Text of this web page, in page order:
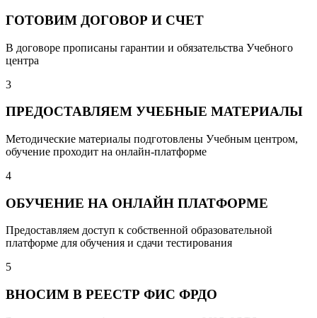
ГОТОВИМ ДОГОВОР И СЧЕТ
В договоре прописаны гарантии и обязательства Учебного
центра
3
ПРЕДОСТАВЛЯЕМ УЧЕБНЫЕ МАТЕРИАЛЫ
Методические материалы подготовлены Учебным центром,
обучение проходит на онлайн-платформе
4
ОБУЧЕНИЕ НА ОНЛАЙН ПЛАТФОРМЕ
Предоставляем доступ к собственной образовательной
платформе для обучения и сдачи тестирования
5
ВНОСИМ В РЕЕСТР ФИС ФРДО